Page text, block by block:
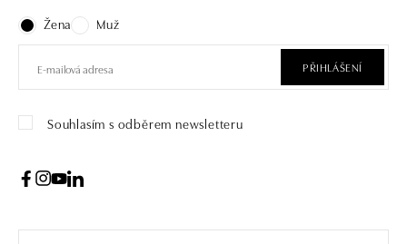
Žena
Muž
PŘIHLÁŠENÍ
Souhlasím s odběrem newsletteru